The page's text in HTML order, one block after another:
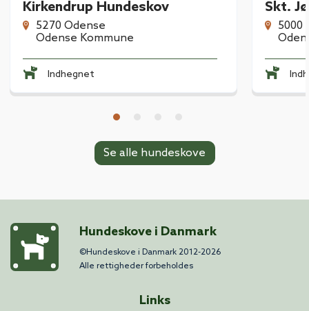
Kirkendrup Hundeskov
5270 Odense
Odense Kommune
Indhegnet
Skt.
5000
Se alle hundeskove
Hundeskove i Danmark
©Hundeskove i Danmark 2012-2026
Alle rettigheder forbeholdes
Links